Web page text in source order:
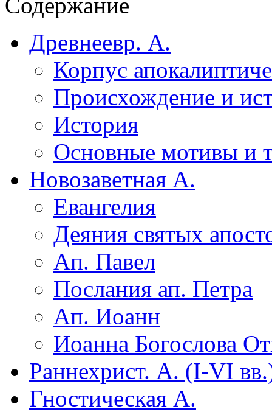
Древнеевр. А.
Корпус
Происхождение и
История
Основные мотивы и
Новозаветная А.
Евангелия
Деяния святых
Ап. Павел
Послания ап. Петра
Ап. Иоанн
Иоанна Богослова
Раннехрист. А. (I-VI
Гностическая А.